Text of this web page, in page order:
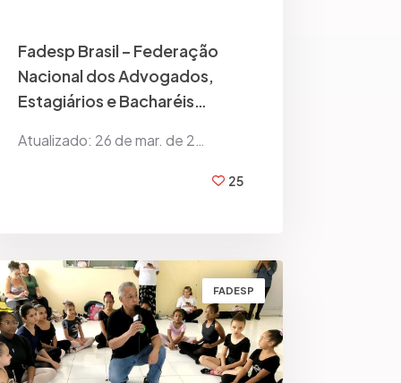
Fadesp Brasil – Federação
Nacional dos Advogados,
Estagiários e Bacharéis…
Atualizado: 26 de mar. de 2…
25
FADESP